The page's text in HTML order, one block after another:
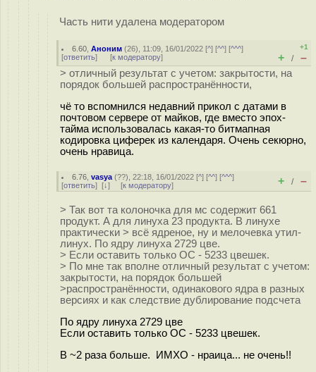
Часть нити удалена модератором
6.60 ,Аноним (26), 11:09, 16/01/2022 [^] [^^] [^^^]
[ответить] [к модератору]
+1
+ / –
> отличный результат с учетом: закрытости, на
порядок большей распространённости,
чё то вспомнился недавний прикол с датами в
почтовом сервере от майков, где вместо эпох-
тайма использовалась какая-то битмапная
кодировка циферек из календаря. Очень секюрно,
очень нравица.
6.76 ,vasya (??), 22:18, 16/01/2022 [^] [^^] [^^^]
[ответить] [↓] [к модератору] + / –
> Так вот та колоночка для мс содержит 661
продукт. А для линуха 23 продукта. В линухе
практически > всё ядреное, ну и мелочевка утил-
линух. По ядру линуха 2729 цве.
> Если оставить только ОС - 5233 цвешек.
> По мне так вполне отличный результат с учетом:
закрытости, на порядок большей
>распространённости, одинакового ядра в разных
версиях и как следствие дублирование подсчета
По ядру линуха 2729 цве
Если оставить только ОС - 5233 цвешек.
В ~2 раза больше. ИМХО - нраица... не очень!!